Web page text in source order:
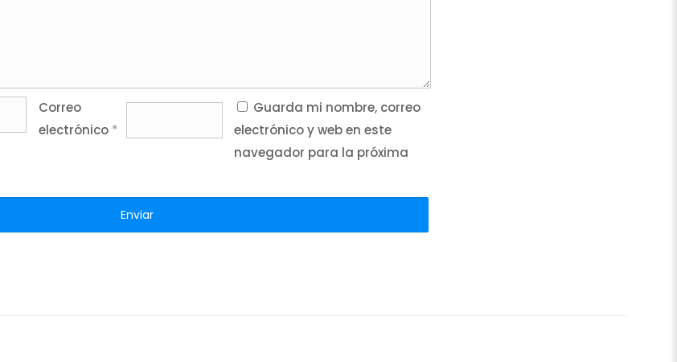
Correo
electrónico *
Guarda mi nombre, correo
electrónico y web en este
navegador para la próxima